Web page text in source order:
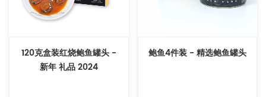
120克盒装红烧鲍鱼罐头 -
新年 礼品 2024
鲍鱼4件装 - 精选鲍鱼罐头